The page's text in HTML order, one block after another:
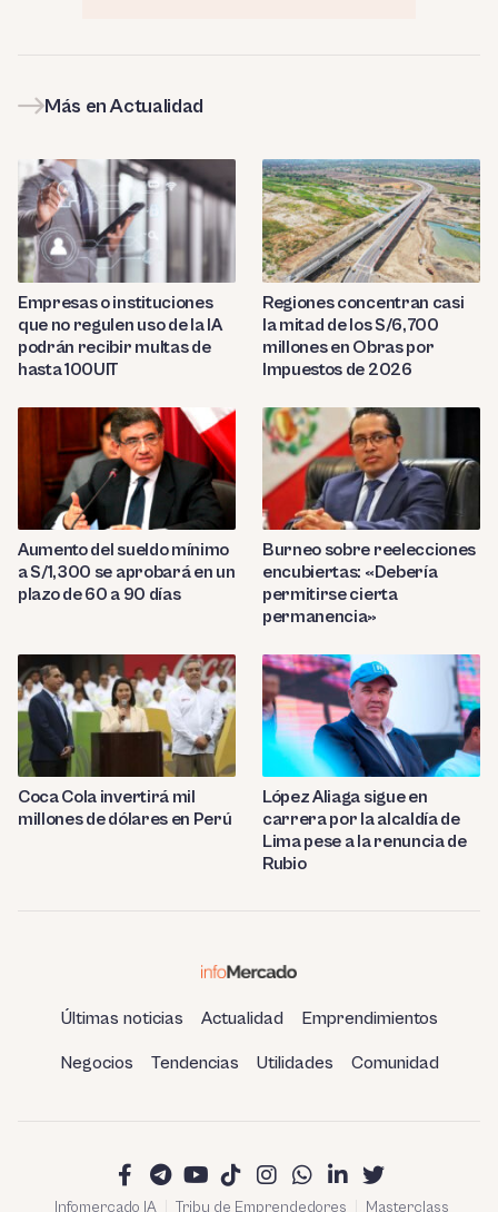
Más en Actualidad
Empresas o instituciones
que no regulen uso de la IA
podrán recibir multas de
hasta 100UIT
Regiones concentran casi
la mitad de los S/6,700
millones en Obras por
Impuestos de 2026
Aumento del sueldo mínimo
a S/1,300 se aprobará en un
plazo de 60 a 90 días
Burneo sobre reelecciones
encubiertas: «Debería
permitirse cierta
permanencia»
Coca Cola invertirá mil
millones de dólares en Perú
López Aliaga sigue en
carrera por la alcaldía de
Lima pese a la renuncia de
Rubio
Últimas noticias Actualidad Emprendimientos
Negocios Tendencias Utilidades Comunidad
Infomercado IA Tribu de Emprendedores Masterclass